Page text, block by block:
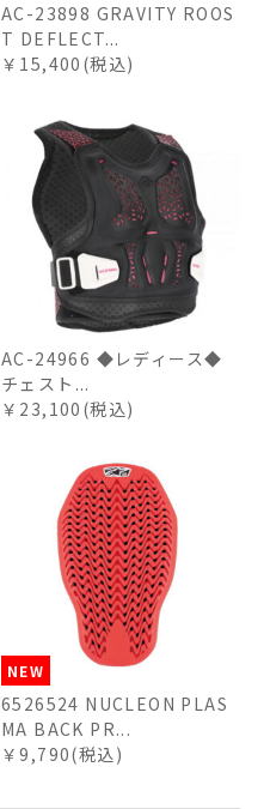
AC-23898 GRAVITY ROOS
T DEFLECT...
￥15,400(税込)
AC-24966 ◆レディース◆
チェスト...
￥23,100(税込)
NEW
6526524 NUCLEON PLAS
MA BACK PR...
￥9,790(税込)